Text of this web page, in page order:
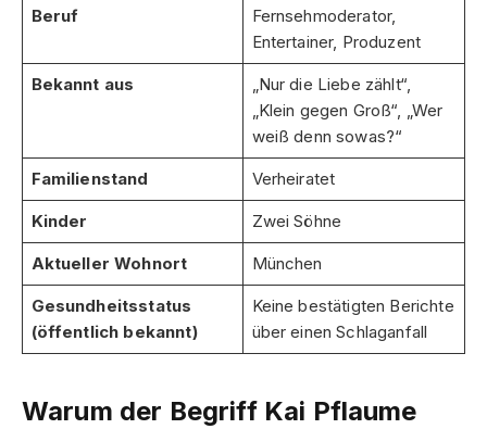
Beruf
Fernsehmoderator,
Entertainer, Produzent
Bekannt aus
„Nur die Liebe zählt“,
„Klein gegen Groß“, „Wer
weiß denn sowas?“
Familienstand Verheiratet
Kinder Zwei Söhne
Aktueller Wohnort München
Gesundheitsstatus
(öffentlich bekannt)
Keine bestätigten Berichte
über einen Schlaganfall
Warum der Begriff Kai Pflaume